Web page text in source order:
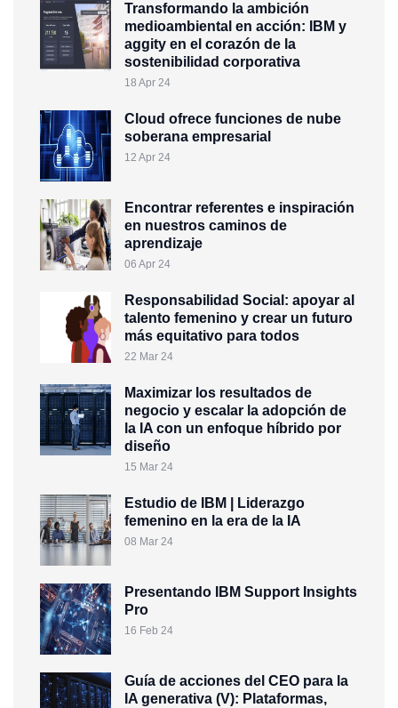
Transformando la ambición
medioambiental en acción: IBM y
aggity en el corazón de la
sostenibilidad corporativa
18 Apr 24
Cloud ofrece funciones de nube
soberana empresarial
12 Apr 24
Encontrar referentes e inspiración
en nuestros caminos de
aprendizaje
06 Apr 24
Responsabilidad Social: apoyar al
talento femenino y crear un futuro
más equitativo para todos
22 Mar 24
Maximizar los resultados de
negocio y escalar la adopción de
la IA con un enfoque híbrido por
diseño
15 Mar 24
Estudio de IBM | Liderazgo
femenino en la era de la IA
08 Mar 24
Presentando IBM Support Insights
Pro
16 Feb 24
Guía de acciones del CEO para la
IA generativa (V): Plataformas,